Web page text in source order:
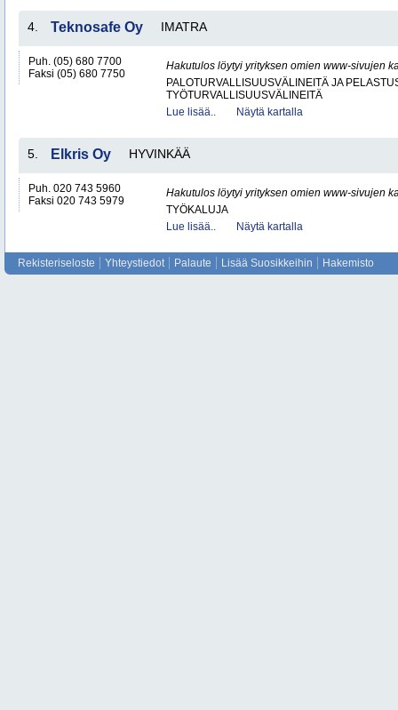
4. Teknosafe Oy IMATRA
Puh. (05) 680 7700
Faksi (05) 680 7750
Hakutulos löytyi yrityksen omien www-sivujen
PALOTURVALLISUUSVÄLINEITÄ JA
TYÖTURVALLISUUSVÄLINEITÄ
Lue lisää..
Näytä kartalla
5. Elkris Oy HYVINKÄÄ
Puh. 020 743 5960
Faksi 020 743 5979
Hakutulos löytyi yrityksen omien www-sivujen
TYÖKALUJA
Lue lisää..
Näytä kartalla
Rekisteriseloste Yhteystiedot Palaute Lisää Suosikkeihin Hakemisto